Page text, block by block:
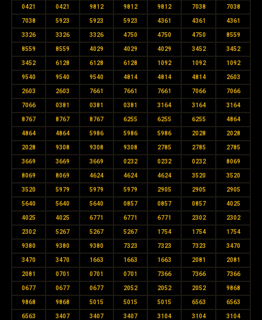
0421 0421 9812 9812 9812 7038 7038
7038 5923 5923 5923 4361 4361 4361
3326 3326 3326 4750 4750 4750 8559
8559 8559 4029 4029 4029 3452 3452
3452 6128 6128 6128 1092 1092 1092
9540 9540 9540 4814 4814 4814 2603
2603 2603 7661 7661 7661 7066 7066
7066 0381 0381 0381 3164 3164 3164
8767 8767 8767 6255 6255 6255 4864
4864 4864 5986 5986 5986 2028 2028
2028 9308 9308 9308 2785 2785 2785
3669 3669 3669 0232 0232 0232 8069
8069 8069 4624 4624 4624 3520 3520
3520 5979 5979 5979 2905 2905 2905
5640 5640 5640 0857 0857 0857 4025
4025 4025 6771 6771 6771 2302 2302
2302 5267 5267 5267 1754 1754 1754
9380 9380 9380 7323 7323 7323 3470
3470 3470 1663 1663 1663 2081 2081
2081 0701 0701 0701 7366 7366 7366
0677 0677 0677 2052 2052 2052 9868
9868 9868 5015 5015 5015 6563 6563
6563 3407 3407 3407 3104 3104 3104